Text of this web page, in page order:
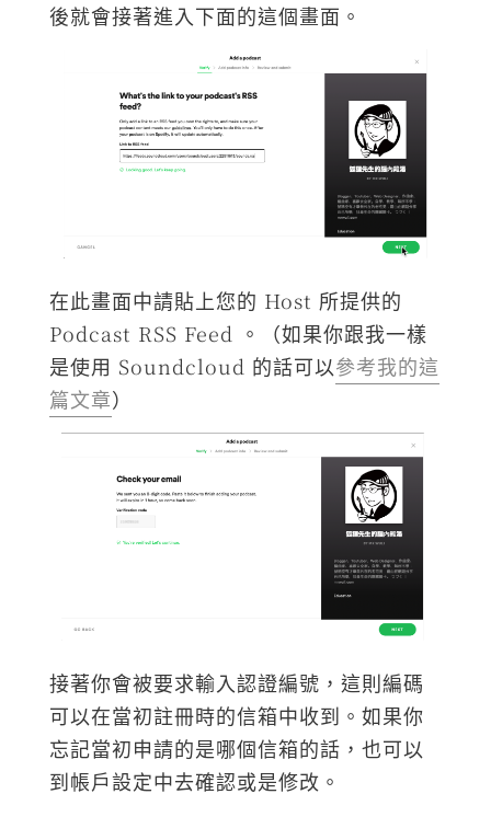
後就會接著進入下面的這個畫面。
在此畫面中請貼上您的 Host 所提供的
Podcast RSS Feed 。（如果你跟我一樣
是使用 Soundcloud 的話可以參考我的這
篇文章）
接著你會被要求輸入認證編號，這則編碼
可以在當初註冊時的信箱中收到。如果你
忘記當初申請的是哪個信箱的話，也可以
到帳戶設定中去確認或是修改。